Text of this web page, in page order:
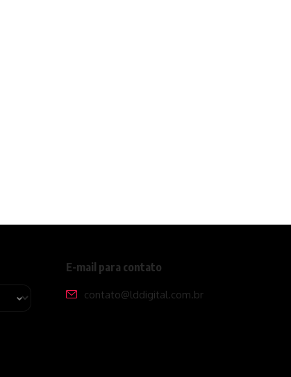
E-mail para contato
contato@lddigital.com.br